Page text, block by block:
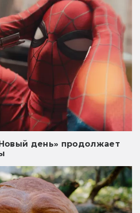
день» продолжает